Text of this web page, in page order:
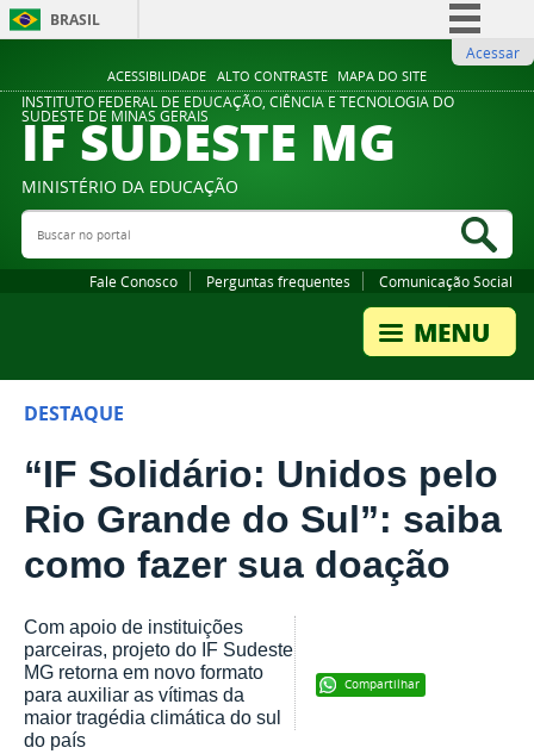
ACESSIBILIDADE ALTO CONTRASTE MAPA DO SITE
BRASIL
Comunica BR
Participe
Legislação
Acessar
INSTITUTO FEDERAL DE EDUCAÇÃO, CIÊNCIA E TECNOLOGIA DO
SUDESTE DE MINAS GERAIS
IF SUDESTE MG
MINISTÉRIO DA EDUCAÇÃO
Buscar no portal
Fale Conosco Perguntas frequentes Comunicação Social
DESTAQUE
“IF Solidário: Unidos pelo
Rio Grande do Sul”: saiba
como fazer sua doação
Compartilhar
Com apoio de instituições
parceiras, projeto do IF Sudeste
MG retorna em novo formato
para auxiliar as vítimas da
maior tragédia climática do sul
do país